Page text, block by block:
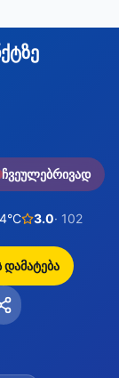
ჩვეულებრივად
3.0· 102
დამატება